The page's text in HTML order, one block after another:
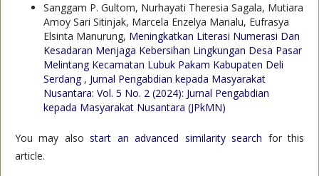
Sanggam P. Gultom, Nurhayati Theresia Sagala, Mutiara
Amoy Sari Sitinjak, Marcela Enzelya Manalu, Eufrasya
Elsinta Manurung, Meningkatkan Literasi Numerasi Dan
Kesadaran Menjaga Kebersihan Lingkungan Desa Pasar
Melintang Kecamatan Lubuk Pakam Kabupaten Deli
Serdang , Jurnal Pengabdian kepada Masyarakat
Nusantara: Vol. 5 No. 2 (2024): Jurnal Pengabdian
kepada Masyarakat Nusantara (JPkMN)
You may alsostart an advanced similarity search for this
article.